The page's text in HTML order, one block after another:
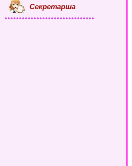
Секретарша